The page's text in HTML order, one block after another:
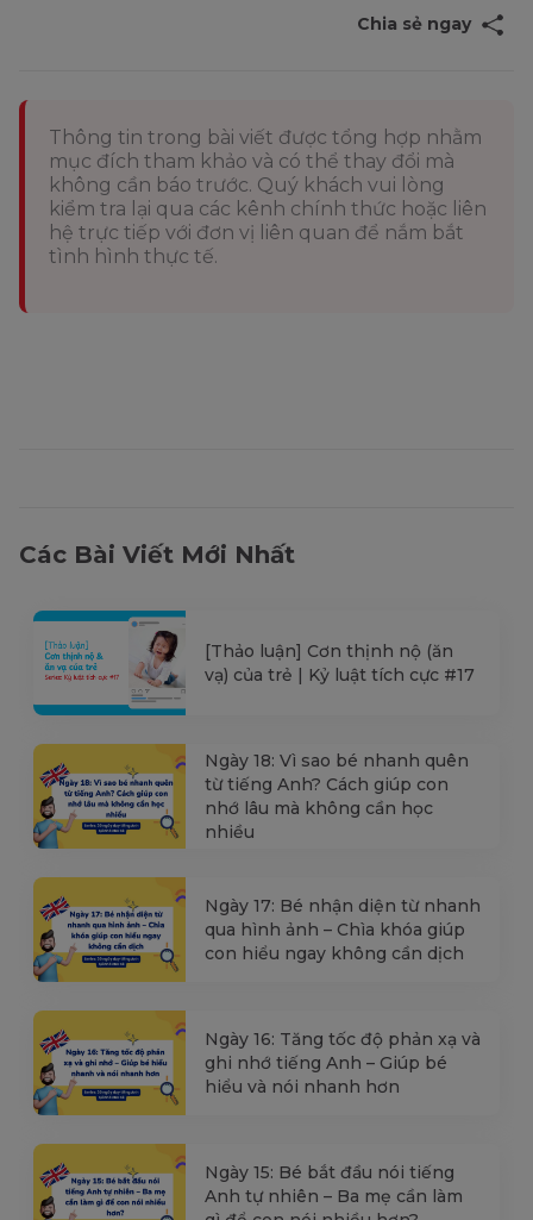
Chia sẻ ngay
Thông tin trong bài viết được tổng hợp nhằm
mục đích tham khảo và có thể thay đổi mà
không cần báo trước. Quý khách vui lòng
kiểm tra lại qua các kênh chính thức hoặc liên
hệ trực tiếp với đơn vị liên quan để nắm bắt
tình hình thực tế.
Các Bài Viết Mới Nhất
[Thảo luận] Cơn thịnh nộ (ăn
vạ) của trẻ | Kỷ luật tích cực #17
Ngày 18: Vì sao bé nhanh quên
từ tiếng Anh? Cách giúp con
nhớ lâu mà không cần học
nhiều
Ngày 17: Bé nhận diện từ nhanh
qua hình ảnh – Chìa khóa giúp
con hiểu ngay không cần dịch
Ngày 16: Tăng tốc độ phản xạ và
ghi nhớ tiếng Anh – Giúp bé
hiểu và nói nhanh hơn
Ngày 15: Bé bắt đầu nói tiếng
Anh tự nhiên – Ba mẹ cần làm